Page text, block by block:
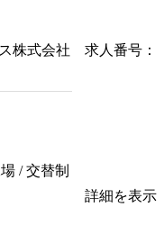
株式会社 求人番号：
/ 交替制
詳細を表示